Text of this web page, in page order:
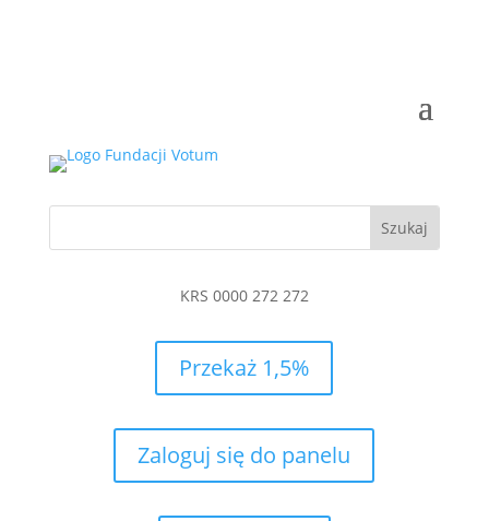
KRS 0000 272 272
Przekaż 1,5%
Zaloguj się do panelu